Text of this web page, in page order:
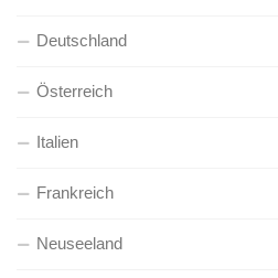
Deutschland
Österreich
Italien
Frankreich
Neuseeland